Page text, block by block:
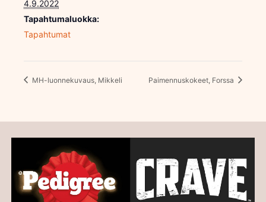
4.9.2022
Tapahtumaluokka:
Tapahtumat
MH-luonnekuvaus, Mikkeli Paimennuskokeet, Forssa